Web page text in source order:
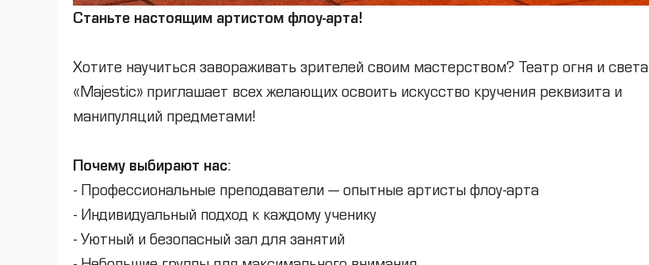
Станьте настоящим артистом флоу-арта!
Хотите научиться завораживать зрителей своим мастерством? Театр огня и света
«Majestic» приглашает всех желающих освоить искусство кручения реквизита и
манипуляций предметами!
Почему выбирают нас:
- Профессиональные преподаватели — опытные артисты флоу-арта
- Индивидуальный подход к каждому ученику
- Уютный и безопасный зал для занятий